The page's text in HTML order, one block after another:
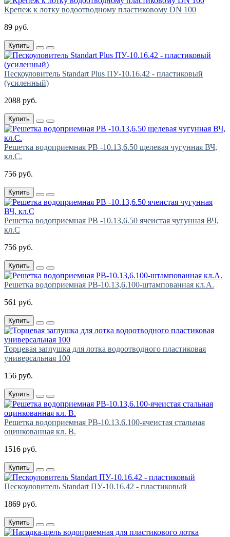
Крепеж к лотку водоотводному пластиковому DN 100
89 руб.
Купить
Пескоуловитель Standart Plus ПУ-10.16.42 - пластиковый
(усиленный)
2088 руб.
Купить
Решетка водоприемная РВ -10.13,6.50 щелевая чугунная ВЧ,
кл.С.
756 руб.
Купить
Решетка водоприемная РВ -10.13,6.50 ячеистая чугунная ВЧ,
кл.С
756 руб.
Купить
Решетка водоприемная РВ-10.13,6.100-штампованная кл.А.
561 руб.
Купить
Торцевая заглушка для лотка водоотводного пластиковая
универсальная 100
156 руб.
Купить
Решетка водоприемная РВ-10.13,6.100-ячеистая стальная
оцинкованная кл. В.
1516 руб.
Купить
Пескоуловитель Standart ПУ-10.16.42 - пластиковый
1869 руб.
Купить